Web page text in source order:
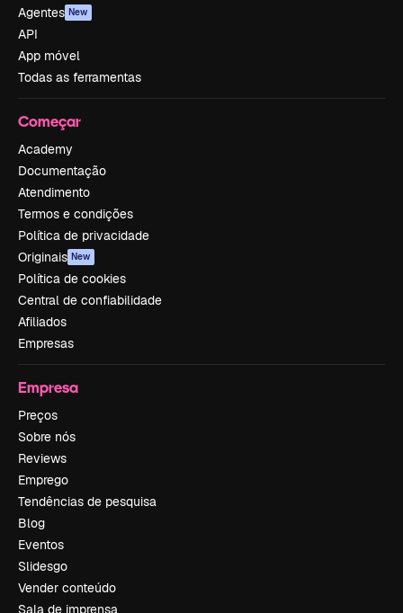
Agentes New
API
App móvel
Todas as ferramentas
Começar
Academy
Documentação
Atendimento
Termos e condições
Política de privacidade
Originais New
Política de cookies
Central de confiabilidade
Afiliados
Empresas
Empresa
Preços
Sobre nós
Reviews
Emprego
Tendências de pesquisa
Blog
Eventos
Slidesgo
Vender conteúdo
Sala de imprensa